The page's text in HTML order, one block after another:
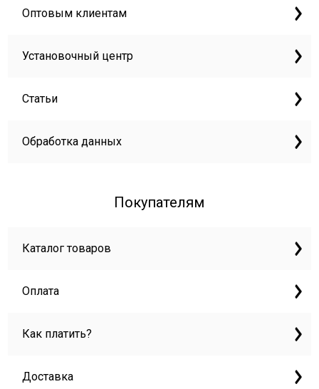
Оптовым клиентам
Установочный центр
Статьи
Обработка данных
Покупателям
Каталог товаров
Оплата
Как платить?
Доставка